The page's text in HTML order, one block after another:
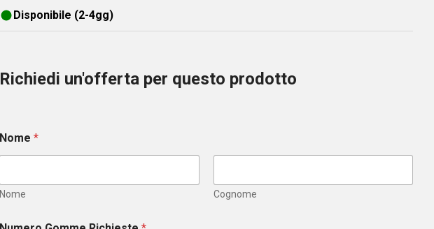
Disponibile (2-4gg)
Richiedi un'offerta per questo prodotto
Nome*
Nome Cognome